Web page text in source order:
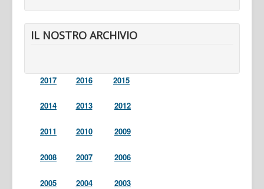
IL NOSTRO ARCHIVIO
2017 2016 2015
2014 2013 2012
2011 2010 2009
2008 2007 2006
2005 2004 2003